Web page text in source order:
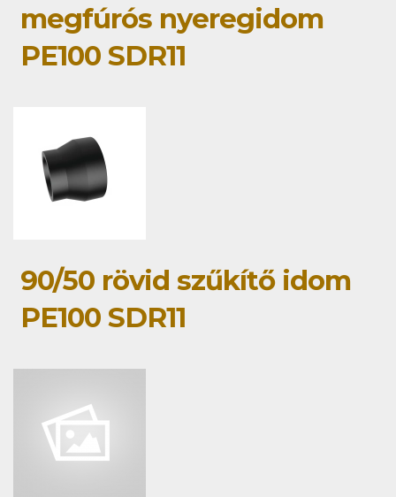
megfúrós nyeregidom
PE100 SDR11
90/50 rövid szűkítő idom
PE100 SDR11